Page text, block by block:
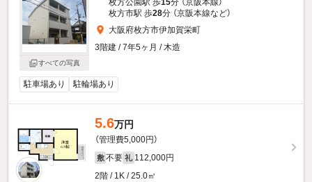
すべての写真
枚方市駅 歩28分 （京阪本線など）
大阪府枚方市伊加賀栄町
3階建 / 7年5ヶ月 / 木造
駐車場あり 駐輪場あり
5.6万円
（管理費5,000円）
敷 不要 礼 112,000円
2階 / 1K / 25.0㎡